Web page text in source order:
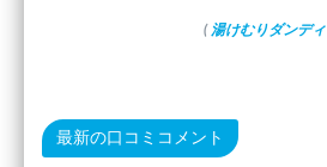
( 湯けむりダンディ
最新の口コミコメント